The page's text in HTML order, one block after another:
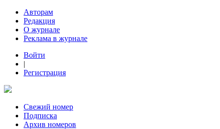
Авторам
Редакция
О журнале
Реклама в журнале
Войти
|
Регистрация
Свежий номер
Подписка
Архив номеров